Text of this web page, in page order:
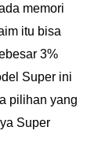
memori
itu bisa
3%
Super ini
pilihan yang
Super